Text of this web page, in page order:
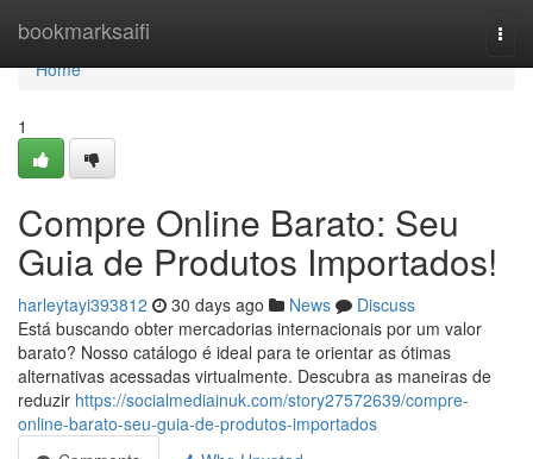
bookmarksaifi
Home
Home
1
Compre Online Barato: Seu
Guia de Produtos Importados!
harleytayi393812 30 days ago News
Discuss
Está buscando obter mercadorias internacionais por um valor
barato? Nosso catálogo é ideal para te orientar as ótimas
alternativas acessadas virtualmente. Descubra as maneiras de
reduzir https://socialmediainuk.com/story27572639/compre-
online-barato-seu-guia-de-produtos-importados